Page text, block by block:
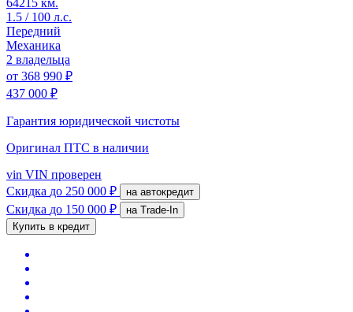
1.5 / 100 л.с.
Передний
Механика
2 владельца
от 368 990 ₽
437 000 ₽
Гарантия юридической чистоты
Оригинал ПТС в наличии
vin VIN проверен
Скидка до 250 000 ₽ на автокредит
Скидка до 150 000 ₽
на Trade-In
Купить в кредит